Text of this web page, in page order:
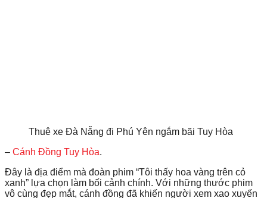
Thuê xe Đà Nẵng đi Phú Yên ngắm bãi Tuy Hòa
– Cánh Đồng Tuy Hòa.
Đây là địa điểm mà đoàn phim “Tôi thấy hoa vàng trên cỏ
xanh” lựa chọn làm bối cảnh chính. Với những thước phim
vô cùng đẹp mắt, cánh đồng đã khiến người xem xao xuyến